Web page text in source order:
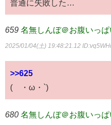
普通に失敗した…
659 名無しんぼ＠お腹いっぱ
2025/01/04(土) 19:48:21.12
>>625
(´・ω・`)
680 名無しんぼ＠お腹いっ